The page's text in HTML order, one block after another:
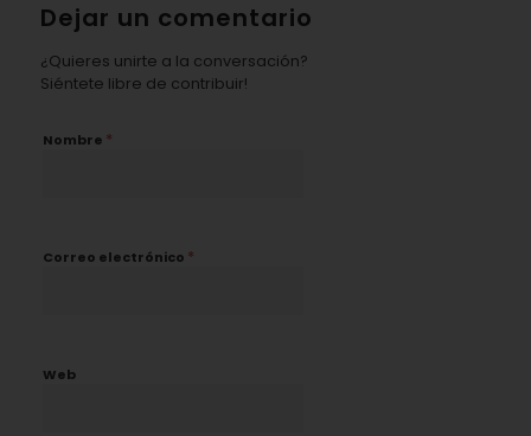
Dejar un comentario
¿Quieres unirte a la conversación?
Siéntete libre de contribuir!
Nombre *
Correo electrónico *
Web